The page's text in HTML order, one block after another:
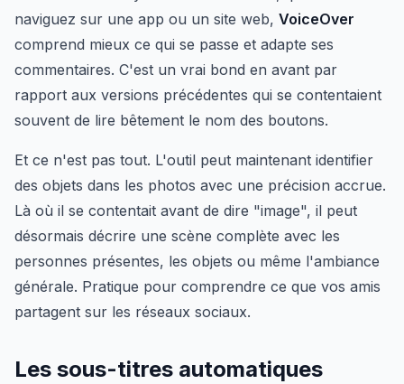
naviguez sur une app ou un site web, VoiceOver
comprend mieux ce qui se passe et adapte ses
commentaires. C'est un vrai bond en avant par
rapport aux versions précédentes qui se contentaient
souvent de lire bêtement le nom des boutons.
Et ce n'est pas tout. L'outil peut maintenant identifier
des objets dans les photos avec une précision accrue.
Là où il se contentait avant de dire "image", il peut
désormais décrire une scène complète avec les
personnes présentes, les objets ou même l'ambiance
générale. Pratique pour comprendre ce que vos amis
partagent sur les réseaux sociaux.
Les sous-titres automatiques